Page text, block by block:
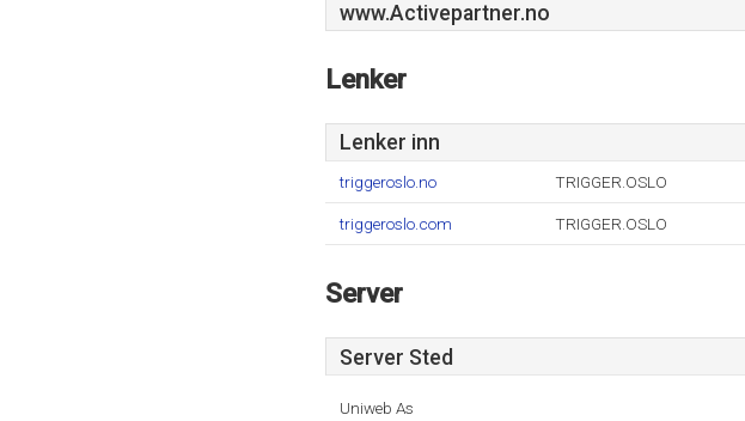
www.Activepartner.no
Lenker
Lenker inn
triggeroslo.no TRIGGER.OSLO
triggeroslo.com TRIGGER.OSLO
Server
Server Sted
Uniweb As